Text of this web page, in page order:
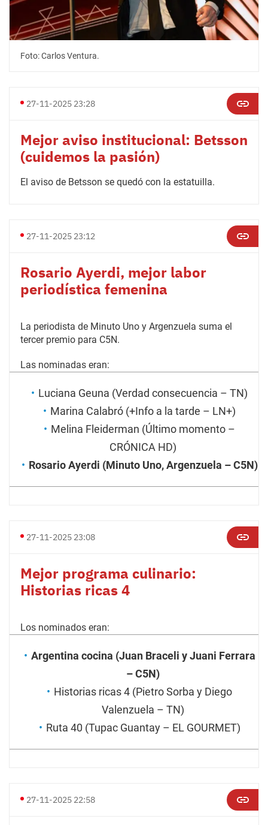
Foto: Carlos Ventura.
27-11-2025 23:28
Mejor aviso institucional: Betsson
(cuidemos la pasión)
El aviso de Betsson se quedó con la estatuilla.
27-11-2025 23:12
Rosario Ayerdi, mejor labor
periodística femenina
La periodista de Minuto Uno y Argenzuela suma el
tercer premio para C5N.
Las nominadas eran:
Luciana Geuna (Verdad consecuencia – TN)
Marina Calabró (+Info a la tarde – LN+)
Melina Fleiderman (Último momento –
CRÓNICA HD)
Rosario Ayerdi (Minuto Uno, Argenzuela – C5N)
27-11-2025 23:08
Mejor programa culinario:
Historias ricas 4
Los nominados eran:
Argentina cocina (Juan Braceli y Juani Ferrara
– C5N)
Historias ricas 4 (Pietro Sorba y Diego
Valenzuela – TN)
Ruta 40 (Tupac Guantay – EL GOURMET)
27-11-2025 22:58